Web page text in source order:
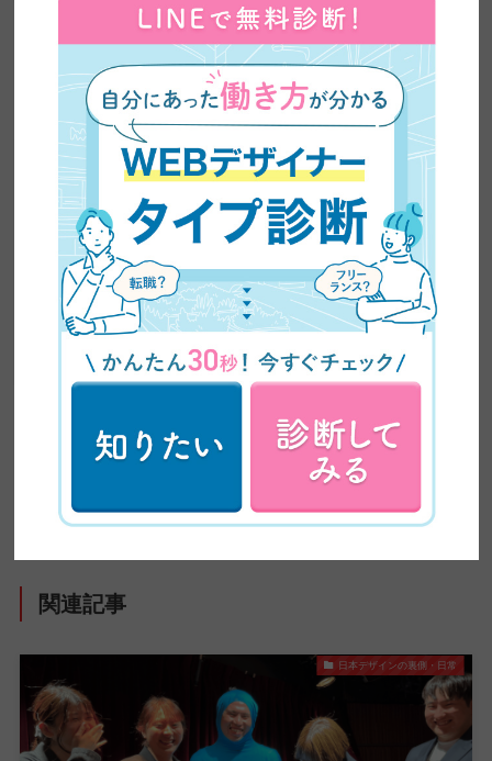
レクター月給40万円を掴んだ転職活動の全て
【20代未経験】工場勤務9年から1週間で4社内定｜高
卒でもWEBデザイナーになれた転職活動の全記録
関連記事
日本デザインの裏側・日常